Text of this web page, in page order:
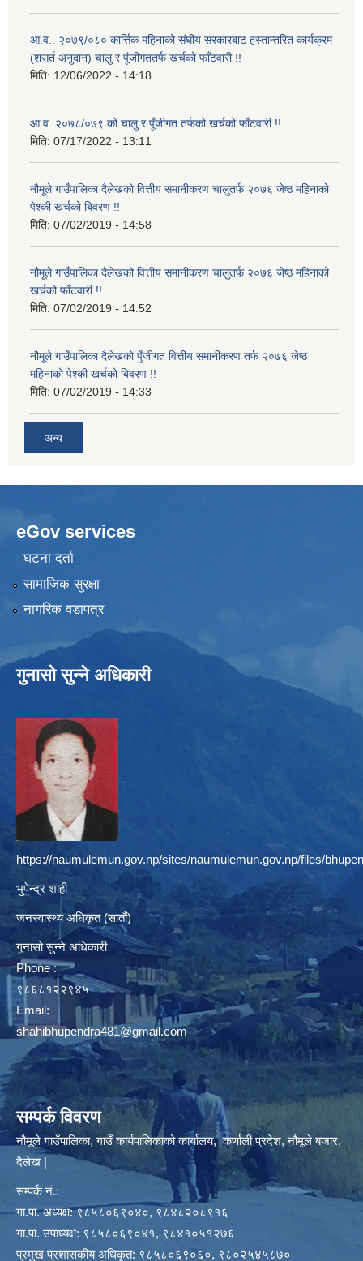
आ.व.. २०७९/०८० कार्त्तिक महिनाको संघीय सरकारबाट हस्तान्तरित कार्यक्रम
(शसर्त अनुदान) चालु र पूंजीगततर्फ खर्चको फाँटवारी !!
मिति: 12/06/2022 - 14:18
आ.व. २०७८/०७९ को चालु र पूँजीगत तर्फको खर्चको फाँटवारी !!
मिति: 07/17/2022 - 13:11
नौमूले गाउँपालिका दैलेखको वित्तीय समानीकरण चालुतर्फ २०७६ जेष्ठ महिनाको
पेश्की खर्चको बिवरण !!
मिति: 07/02/2019 - 14:58
नौमूले गाउँपालिका दैलेखको वित्तीय समानीकरण चालुतर्फ २०७६ जेष्ठ महिनाको
खर्चको फाँटवारी !!
मिति: 07/02/2019 - 14:52
नौमूले गाउँपालिका दैलेखको पुँजीगत वित्तीय समानीकरण तर्फ २०७६ जेष्ठ
महिनाको पेश्की खर्चको बिवरण !!
मिति: 07/02/2019 - 14:33
अन्य
eGov services
घटना दर्ता
सामाजिक सुरक्षा
नागरिक वडापत्र
गुनासो सुन्ने अधिकारी
https://naumulemun.gov.np/sites/naumulemun.gov.np/files/
भुपेन्द्र शाही
जनस्वास्थ्य अधिकृत (सातौं)
गुनासो सुन्ने अधिकारी
Phone :
९८६८१२२९४५
Email:
shahibhupendra481@gmail.com
सम्पर्क विवरण
नौमूले गाउँपालिका, गाउँ कार्यपालिकाको कार्यालय, कर्णाली प्रदेश, नौमूले बजार,
दैलेख |
सम्पर्क नं.:
गा.पा. अध्यक्ष: ९८५८०६९०४०, ९८४८२०८९१६
गा.पा. उपाध्यक्ष: ९८५८०६९०४१, ९८४१०५१२७६
प्रमुख प्रशासकीय अधिकृत: ९८५८०६९०६०, ९८०२५४५८७०